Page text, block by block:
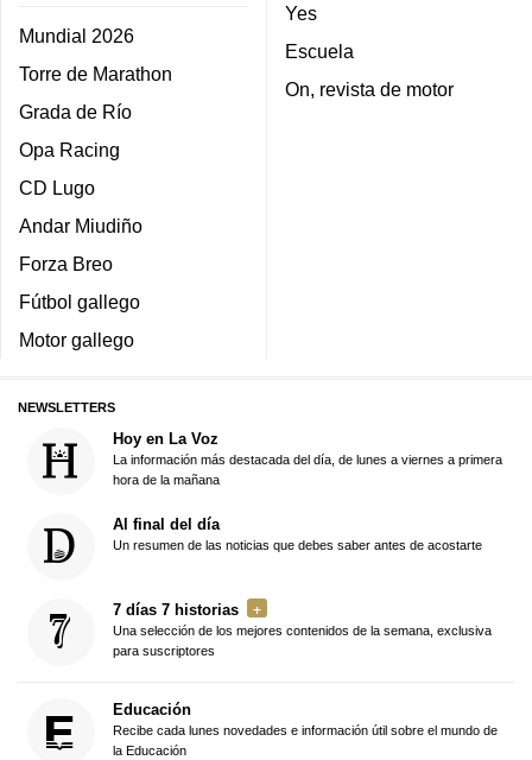
Mundial 2026
Torre de Marathon
Grada de Río
Opa Racing
CD Lugo
Andar Miudiño
Forza Breo
Fútbol gallego
Motor gallego
Yes
Escuela
On, revista de motor
NEWSLETTERS
Hoy en La Voz
La información más destacada del día, de lunes a viernes a primera
hora de la mañana
Al final del día
Un resumen de las noticias que debes saber antes de acostarte
7 días 7 historias
Una selección de los mejores contenidos de la semana, exclusiva
para suscriptores
Educación
Recibe cada lunes novedades e información útil sobre el mundo de
la Educación